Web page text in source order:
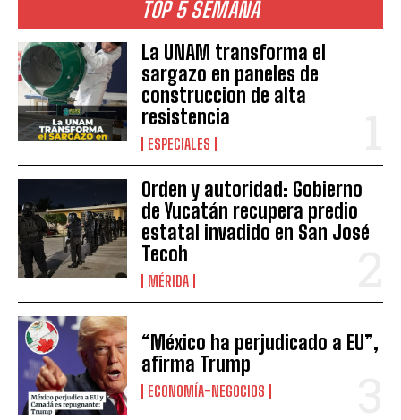
TOP 5 SEMANA
La UNAM transforma el
sargazo en paneles de
construccion de alta
resistencia
ESPECIALES
Orden y autoridad: Gobierno
de Yucatán recupera predio
estatal invadido en San José
Tecoh
MÉRIDA
“México ha perjudicado a EU”,
afirma Trump
ECONOMÍA-NEGOCIOS